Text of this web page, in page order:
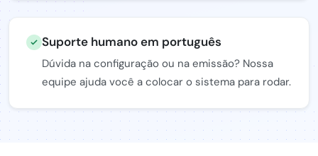
Suporte humano em português
Dúvida na configuração ou na emissão? Nossa
equipe ajuda você a colocar o sistema para rodar.